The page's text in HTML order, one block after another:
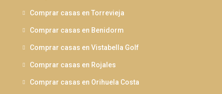
Comprar casas en Torrevieja
Comprar casas en Benidorm
Comprar casas en Vistabella Golf
Comprar casas en Rojales
Comprar casas en Orihuela Costa